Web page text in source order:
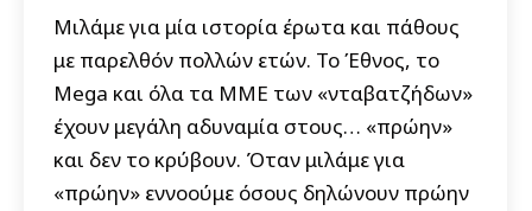
Μιλάμε για μία ιστορία έρωτα και πάθους
με παρελθόν πολλών ετών. Το Έθνος, το
Mega και όλα τα ΜΜΕ των «νταβατζήδων»
έχουν μεγάλη αδυναμία στους… «πρώην»
και δεν το κρύβουν. Όταν μιλάμε για
«πρώην» εννοούμε όσους δηλώνουν πρώην